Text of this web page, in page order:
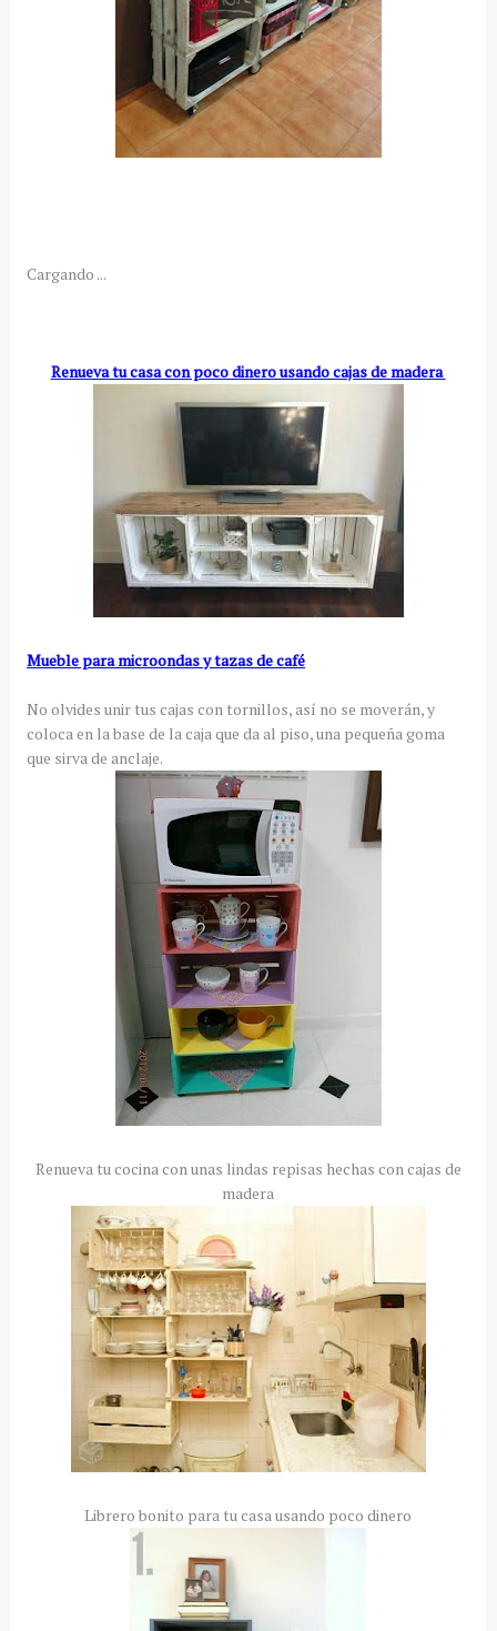
Cargando ...
Renueva tu casa con poco dinero usando cajas de madera
Mueble para microondas y tazas de café
No olvides unir tus cajas con tornillos, así no se moverán, y
coloca en la base de la caja que da al piso, una pequeña goma
que sirva de anclaje.
Renueva tu cocina con unas lindas repisas hechas con cajas de
madera
Librero bonito para tu casa usando poco dinero